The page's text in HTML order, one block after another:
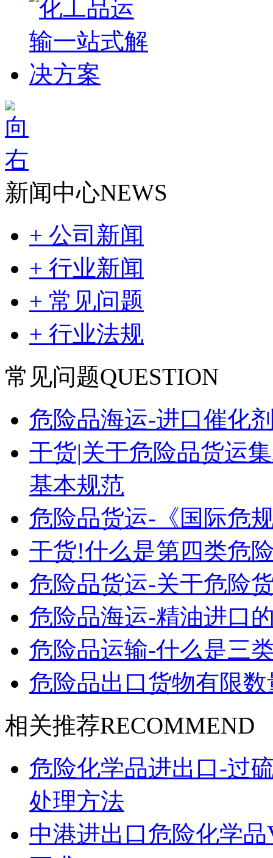
新闻中心NEWS
+ 公司新闻
+ 行业新闻
+ 常见问题
+ 行业法规
常见问题QUESTION
危险品海运-进口催化
干货|关于危险品货运
基本规范
危险品货运-《国际危
干货!什么是第四类危
危险品货运-关于危险
危险品海运-精油进口
危险品运输-什么是三
危险品出口货物有限
相关推荐RECOMMEND
危险化学品进出口-过
处理方法
中港进出口危险化学